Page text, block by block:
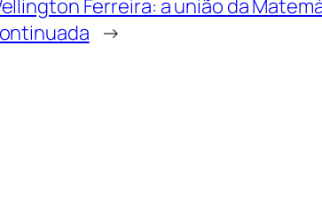
Ferreira: a união da
→